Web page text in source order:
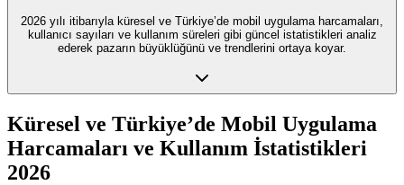
2026 yılı itibarıyla küresel ve Türkiye’de mobil uygulama harcamaları,
kullanıcı sayıları ve kullanım süreleri gibi güncel istatistikleri analiz
ederek pazarın büyüklüğünü ve trendlerini ortaya koyar.
Küresel ve Türkiye’de Mobil Uygulama
Harcamaları ve Kullanım İstatistikleri
2026